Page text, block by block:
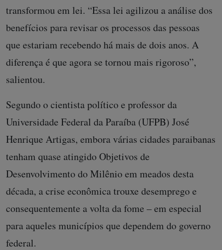
transformou em lei. “Essa lei agilizou a análise dos
benefícios para revisar os processos das pessoas
que estariam recebendo há mais de dois anos. A
diferença é que agora se tornou mais rigoroso”,
salientou.
Segundo o cientista político e professor da
Universidade Federal da Paraíba (UFPB) José
Henrique Artigas, embora várias cidades paraibanas
tenham quase atingido Objetivos de
Desenvolvimento do Milênio em meados desta
década, a crise econômica trouxe desemprego e
consequentemente a volta da fome – em especial
para aqueles municípios que dependem do governo
federal.